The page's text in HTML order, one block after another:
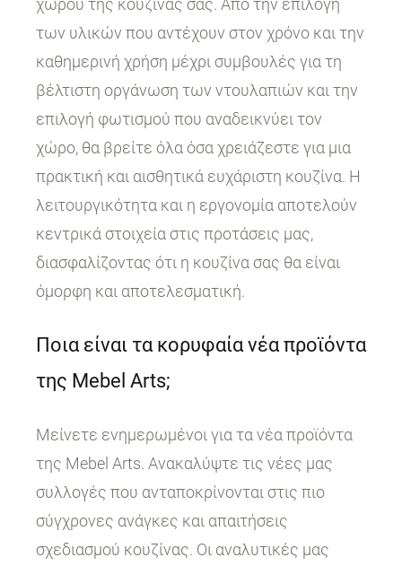
χώρου της κουζίνας σας. Από την επιλογή
των υλικών που αντέχουν στον χρόνο και την
καθημερινή χρήση μέχρι συμβουλές για τη
βέλτιστη οργάνωση των ντουλαπιών και την
επιλογή φωτισμού που αναδεικνύει τον
χώρο, θα βρείτε όλα όσα χρειάζεστε για μια
πρακτική και αισθητικά ευχάριστη κουζίνα. Η
λειτουργικότητα και η εργονομία αποτελούν
κεντρικά στοιχεία στις προτάσεις μας,
διασφαλίζοντας ότι η κουζίνα σας θα είναι
όμορφη και αποτελεσματική.
Ποια είναι τα κορυφαία νέα προϊόντα
της Mebel Arts;
Μείνετε ενημερωμένοι για τα νέα προϊόντα
της Mebel Arts. Ανακαλύψτε τις νέες μας
συλλογές που ανταποκρίνονται στις πιο
σύγχρονες ανάγκες και απαιτήσεις
σχεδιασμού κουζίνας. Οι αναλυτικές μας